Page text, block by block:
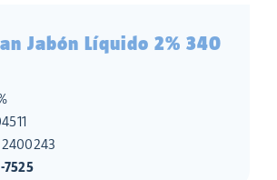
Jabón Líquido 2% 340
2400243
7525